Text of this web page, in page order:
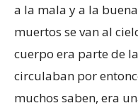
a la mala y a la
muertos se van al
cuerpo era parte de
circulaban por
muchos saben, era